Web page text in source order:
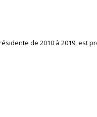
de 2010 à 2019, est